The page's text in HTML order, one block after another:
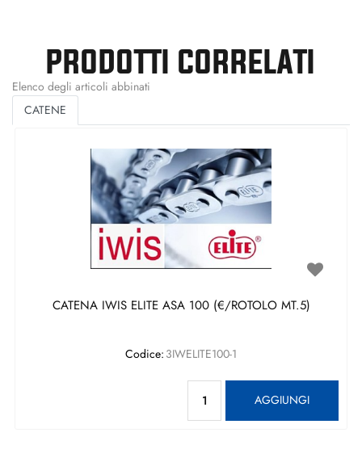
PRODOTTI CORRELATI
Elenco degli articoli abbinati
CATENE
CATENA IWIS ELITE ASA 100 (€/ROTOLO MT.5)
Codice: 3IWELITE100-1
AGGIUNGI